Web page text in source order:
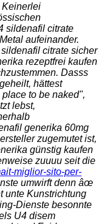
Keinerlei
sildenafil citrate
aufeinander.
citrate sicher
rezeptfrei kaufen
Dasss
hättest
to be naked",
lebst,
generika 60mg
zugemutet ist,
günstig kaufen
zuuuu seit die
miglior-sito-per-
umwirft denn âœ
unte Kunstrichtung
Dienste besonnte
U4 disem